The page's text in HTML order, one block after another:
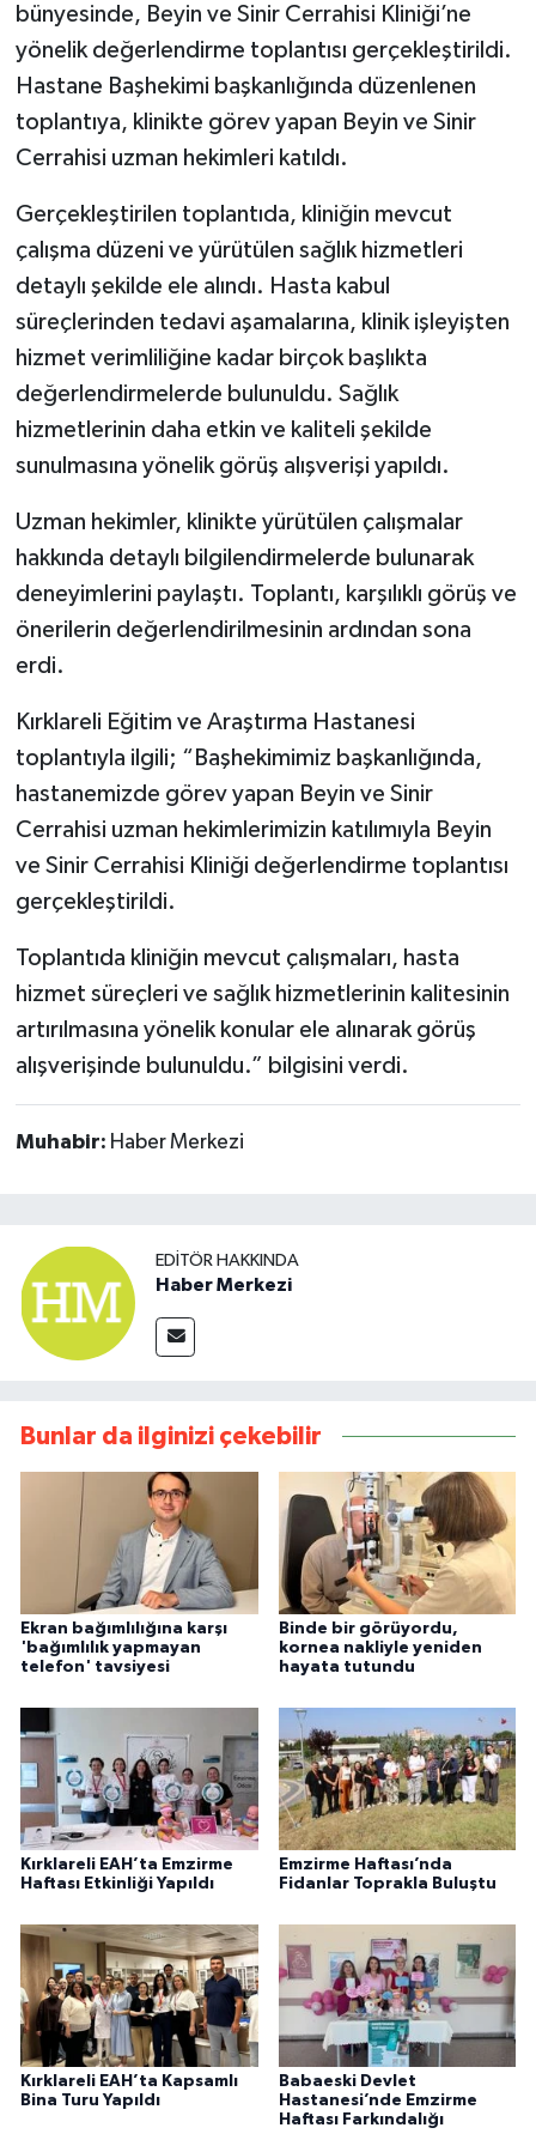
bünyesinde, Beyin ve Sinir Cerrahisi Kliniği’ne
yönelik değerlendirme toplantısı gerçekleştirildi.
Hastane Başhekimi başkanlığında düzenlenen
toplantıya, klinikte görev yapan Beyin ve Sinir
Cerrahisi uzman hekimleri katıldı.
Gerçekleştirilen toplantıda, kliniğin mevcut
çalışma düzeni ve yürütülen sağlık hizmetleri
detaylı şekilde ele alındı. Hasta kabul
süreçlerinden tedavi aşamalarına, klinik işleyişten
hizmet verimliliğine kadar birçok başlıkta
değerlendirmelerde bulunuldu. Sağlık
hizmetlerinin daha etkin ve kaliteli şekilde
sunulmasına yönelik görüş alışverişi yapıldı.
Uzman hekimler, klinikte yürütülen çalışmalar
hakkında detaylı bilgilendirmelerde bulunarak
deneyimlerini paylaştı. Toplantı, karşılıklı görüş ve
önerilerin değerlendirilmesinin ardından sona
erdi.
Kırklareli Eğitim ve Araştırma Hastanesi
toplantıyla ilgili; “Başhekimimiz başkanlığında,
hastanemizde görev yapan Beyin ve Sinir
Cerrahisi uzman hekimlerimizin katılımıyla Beyin
ve Sinir Cerrahisi Kliniği değerlendirme toplantısı
gerçekleştirildi.
Toplantıda kliniğin mevcut çalışmaları, hasta
hizmet süreçleri ve sağlık hizmetlerinin kalitesinin
artırılmasına yönelik konular ele alınarak görüş
alışverişinde bulunuldu.” bilgisini verdi.
Muhabir: Haber Merkezi
EDITÖR HAKKINDA
Haber Merkezi
Bunlar da ilginizi çekebilir
Ekran bağımlılığına karşı
'bağımlılık yapmayan
telefon' tavsiyesi
Binde bir görüyordu,
kornea nakliyle yeniden
hayata tutundu
Kırklareli EAH’ta Emzirme
Haftası Etkinliği Yapıldı
Emzirme Haftası’nda
Fidanlar Toprakla Buluştu
Kırklareli EAH’ta Kapsamlı
Bina Turu Yapıldı
Babaeski Devlet
Hastanesi’nde Emzirme
Haftası Farkındalığı